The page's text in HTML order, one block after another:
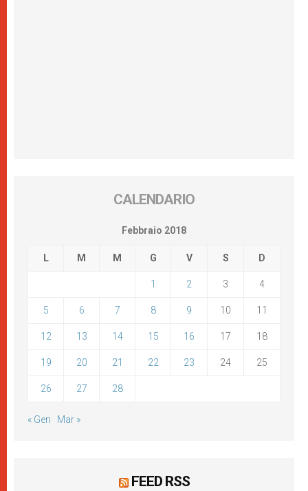
CALENDARIO
Febbraio 2018
L M M G V S D
1 2 3 4
5 6 7 8 9 10 11
12 13 14 15 16 17 18
19 20 21 22 23 24 25
26 27 28
« Gen Mar »
FEED RSS